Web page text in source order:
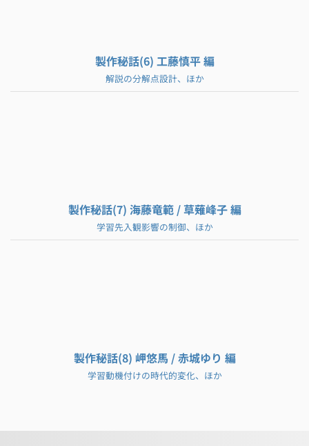
製作秘話(6) 工藤慎平 編
解説の分解点設計、ほか
製作秘話(7) 海藤竜範 / 草薙峰子 編
学習先入観影響の制御、ほか
製作秘話(8) 岬悠馬 / 赤城ゆり 編
学習動機付けの時代的変化、ほか